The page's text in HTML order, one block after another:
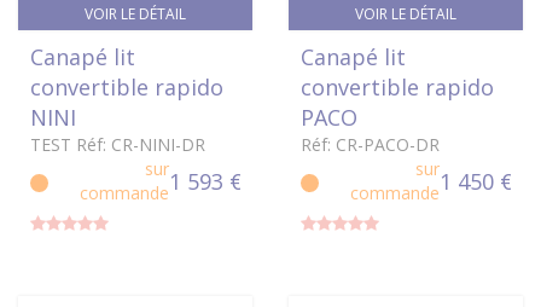
VOIR LE DÉTAIL
Canapé lit
convertible rapido
NINI
TEST Réf: CR-NINI-DR
sur
commande1 593 €
VOIR LE DÉTAIL
Canapé lit
convertible rapido
PACO
Réf: CR-PACO-DR
sur
commande1 450 €